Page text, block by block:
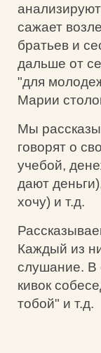
сажает
братьев и
дальше от
"для
Марии
Мы
говорят о
учебой,
дают
хочу) и т.д.
Каждый из
слушание. В
кивок
тобой" и т.д.